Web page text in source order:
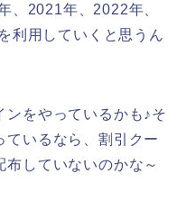
、2021年、2022年、
利用していくと思うん
ンをやっているかも♪そ
ているなら、割引クー
していないのかな～